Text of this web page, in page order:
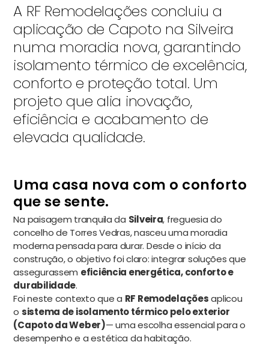
A RF Remodelações concluiu a
aplicação de Capoto na Silveira
numa moradia nova, garantindo
isolamento térmico de excelência,
conforto e proteção total. Um
projeto que alia inovação,
eficiência e acabamento de
elevada qualidade.
Uma casa nova com o conforto
que se sente.
Na paisagem tranquila da Silveira, freguesia do
concelho de Torres Vedras, nasceu uma moradia
moderna pensada para durar. Desde o início da
construção, o objetivo foi claro: integrar soluções que
assegurassem eficiência energética, conforto e
durabilidade.
Foi neste contexto que a RF Remodelaçõesaplicou
o sistema de isolamento térmico pelo exterior
(Capoto da Weber)— uma escolha essencial para o
desempenho e a estética da habitação.